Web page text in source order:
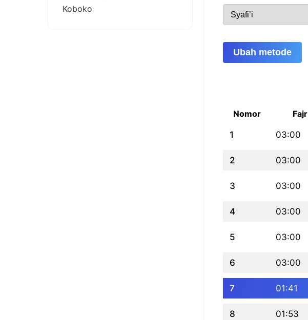
Ubah metode
Nomor Fajr
1 03:00
2 03:00
3 03:00
4 03:00
5 03:00
6 03:00
7 01:41
8 01:53
Koboko